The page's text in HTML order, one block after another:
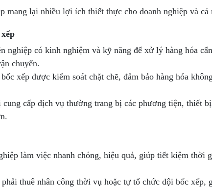
mang lại nhiều lợi ích thiết thực cho doanh nghiệp và cá
có kinh nghiệm và kỹ năng để xử lý hàng hóa
chuyển.
xếp được kiểm soát chặt chẽ, đảm bảo hàng hóa
cấp dịch vụ thường trang bị các phương tiện, thiết
làm việc nhanh chóng, hiệu quả, giúp tiết kiệm thời
thuê nhân công thời vụ hoặc tự tổ chức đội bốc xếp,